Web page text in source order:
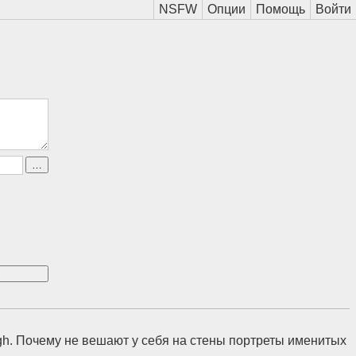
Почему не вешают у себя на стены портреты именитых